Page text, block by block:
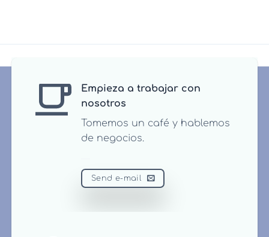
Empieza a trabajar con
nosotros
Tomemos un café y hablemos
de negocios.
Send e-mail